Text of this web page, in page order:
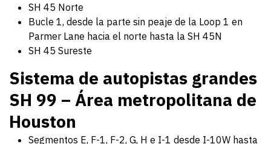
SH 45 Norte
Bucle 1, desde la parte sin peaje de la Loop 1 en
Parmer Lane hacia el norte hasta la SH 45N
SH 45 Sureste
Sistema de autopistas grandes
SH 99 – Área metropolitana de
Houston
Segmentos E, F-1, F-2, G, H e I-1 desde I-10W hasta